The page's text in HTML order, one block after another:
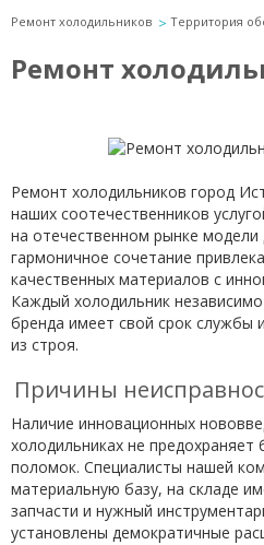
Ремонт холодильников Территория
Ремонт
Ремонт холодильников город
наших соотечественников
на отечественном рынке
гармоничное сочетание
качественных материалов с
Каждый холодильник
бренда имеет свой срок службы
из строя.
Причины
Наличие инновационных
холодильниках не предохраняет
поломок. Специалисты нашей
материальную базу, на складе
запчасти и нужный
установлены демократичные